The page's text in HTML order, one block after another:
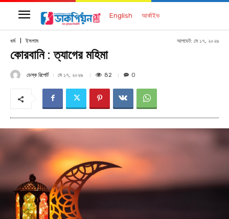
English আর্কাইভ
ধর্ম ইসলাম আপডেট: মে ১৭, ২০২৬
কোরবানি : ত্যাগের মহিমা
ডেস্ক রিপোর্ট মে ১৭, ২০২৬ 82 0